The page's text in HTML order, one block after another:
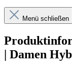
Menü schließen
| Damen